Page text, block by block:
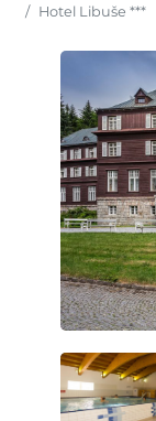
Hotel Libuše ***